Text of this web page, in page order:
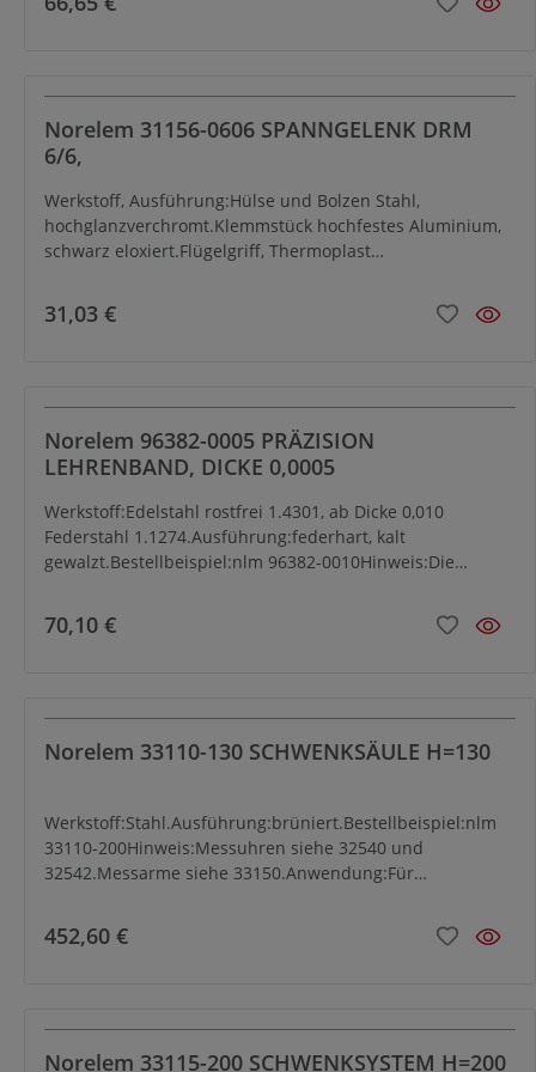
Norelem 31156-0606 SPANNGELENK DRM
6/6,
Werkstoff, Ausführung:Hülse und Bolzen Stahl,
hochglanzverchromt.Klemmstück hochfestes Aluminium,
schwarz eloxiert.Flügelgriff, Thermoplast
1616Hinweis:Stufenlos einstellbar. Schnelle Klemmung
durch den Flügelgriff.Auf Anfrage:Unterschiedliche
31,03 €
Norelem 96382-0005 PRÄZISION
LEHRENBAND, DICKE 0,0005
Werkstoff:Edelstahl rostfrei 1.4301, ab Dicke 0,010
Federstahl 1.1274.Ausführung:federhart, kalt
gewalzt.Bestellbeispiel:nlm 96382-0010Hinweis:Die
Spenderdose geliefert.Sie eignen sich u.a. zum Justieren,
Ausrichten und Unterlegen von Werkzeugen, Werkstücken,
Profilschablonen und zahllose andere
Anwendungsbereiche.
70,10 €
Norelem 33110-130 SCHWENKSÄULE H=130
Werkstoff:Stahl.Ausführung:brüniert.Bestellbeispiel:nlm
33110-200Hinweis:Messuhren siehe 32540 und
32542.Messarme siehe 33150.Anwendung:Für
demontieren.- Führungssäule mit Scheibe und
Zylinderschraube am Messtisch befestigen.- Konus-
einführen.- Messarm auf der Konusschwenkhülse
befestigen.- Konus-Zentrierring auf der Konus-
452,60 €
Norelem 33115-200 SCHWENKSYSTEM H=200